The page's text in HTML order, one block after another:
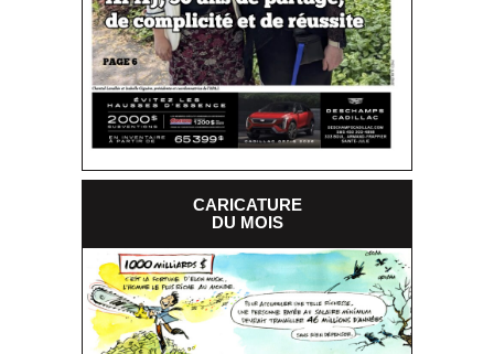
CARICATURE
DU MOIS